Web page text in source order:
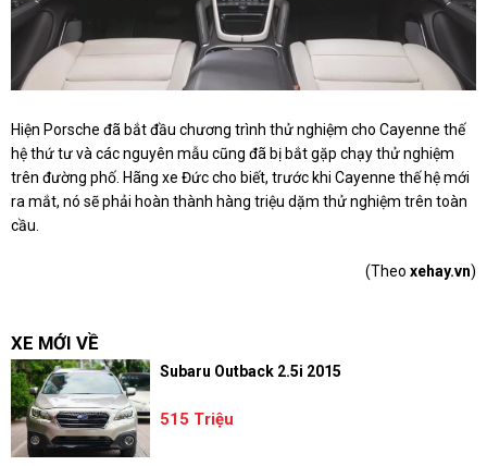
Hiện Porsche đã bắt đầu chương trình thử nghiệm cho Cayenne thế
hệ thứ tư và các nguyên mẫu cũng đã bị bắt gặp chạy thử nghiệm
trên đường phố. Hãng xe Đức cho biết, trước khi Cayenne thế hệ mới
ra mắt, nó sẽ phải hoàn thành hàng triệu dặm thử nghiệm trên toàn
cầu.
(Theo xehay.vn)
XE MỚI VỀ
Subaru Outback 2.5i 2015
515 Triệu